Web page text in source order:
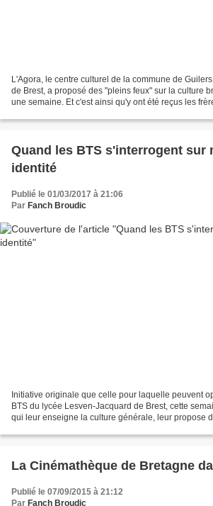
L'Agora, le centre culturel de la commune de
de Brest, a proposé des "pleins feux" sur la culture
une semaine. Et c'est ainsi qu'y ont été reçus les
Quand les BTS s'interrogent sur
identité
Publié le 01/03/2017 à 21:06
Par Fanch Broudic
Initiative originale que celle pour laquelle peuvent
BTS du lycée Lesven-Jacquard de Brest, cette
qui leur enseigne la culture générale, leur propose
La Cinémathèque de Bretagne
Publié le 07/09/2015 à 21:12
Par Fanch Broudic